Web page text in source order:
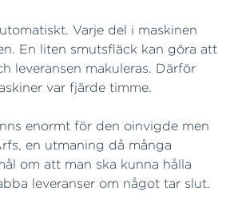
Varje del i maskinen
En liten smutsfläck kan göra att
leveransen makuleras. Därför
var fjärde timme.
enormt för den oinvigde men
en utmaning då många
om att man ska kunna hålla
leveranser om något tar slut.